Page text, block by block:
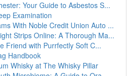
Your Guide to Asbestos S...
Examination
With Noble Credit Union Auto ...
Strips Online: A Thorough Ma...
Friend with Purrfectly Soft C...
Handbook
Whisky at The Whisky Pillar